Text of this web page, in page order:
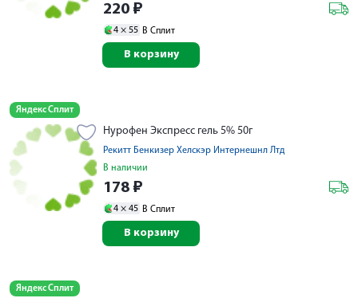
220 ₽
4 × 55 В Сплит
В корзину
Яндекс Сплит
Нурофен Экспресс гель 5% 50г
Рекитт Бенкизер Хелскэр Интернешнл Лтд
В наличии
178 ₽
4 × 45 В Сплит
В корзину
Яндекс Сплит